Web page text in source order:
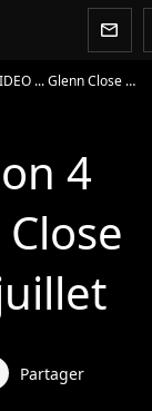
newsletter
Close de retour dès juillet
4
Partager